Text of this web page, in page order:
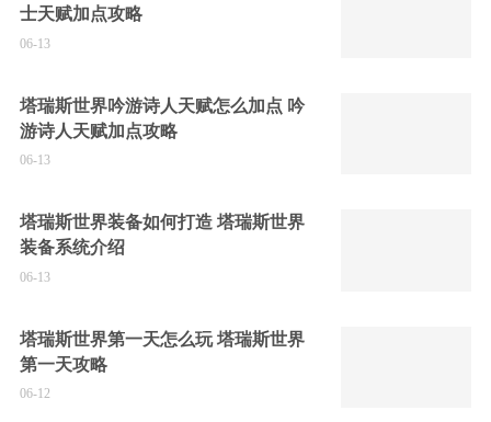
士天赋加点攻略
06-13
塔瑞斯世界吟游诗人天赋怎么加点 吟
游诗人天赋加点攻略
06-13
塔瑞斯世界装备如何打造 塔瑞斯世界
装备系统介绍
06-13
塔瑞斯世界第一天怎么玩 塔瑞斯世界
第一天攻略
06-12